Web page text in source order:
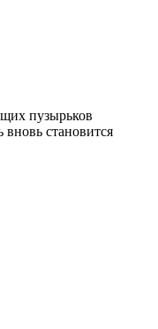
пузырьков
становится